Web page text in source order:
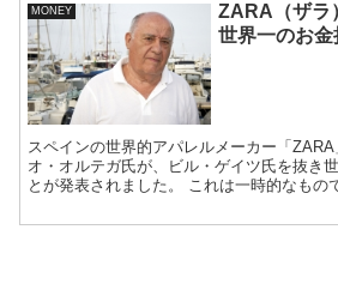
MONEY
ZARA（ザラ
世界一のお金
スペインの世界的アパレルメーカー「
オ・オルテガ氏が、ビル・ゲイツ氏を抜き
とが発表されました。 これは一時的なもの